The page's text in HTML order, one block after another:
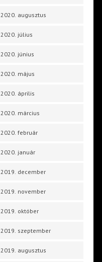
2020. augusztus
2020. július
2020. június
2020. május
2020. április
2020. március
2020. február
2020. január
2019. december
2019. november
2019. október
2019. szeptember
2019. augusztus